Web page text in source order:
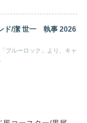
ド/潔 世一 執事 2026
ブルーロック」より、キャ